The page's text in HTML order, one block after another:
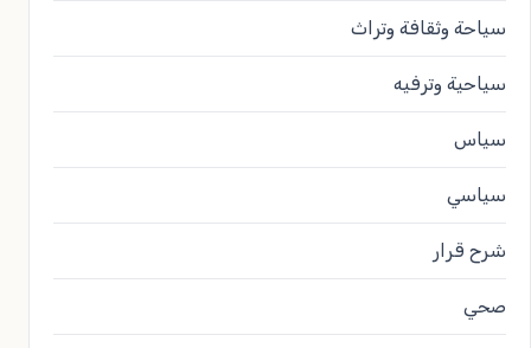
سياحة وثقافة وتراث
سياحية وترفيه
سياس
سياسي
شرح قرار
صحي